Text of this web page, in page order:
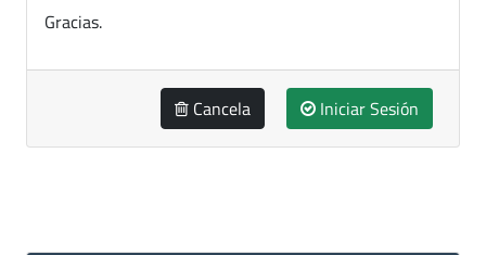
Gracias.
Cancela Iniciar Sesión